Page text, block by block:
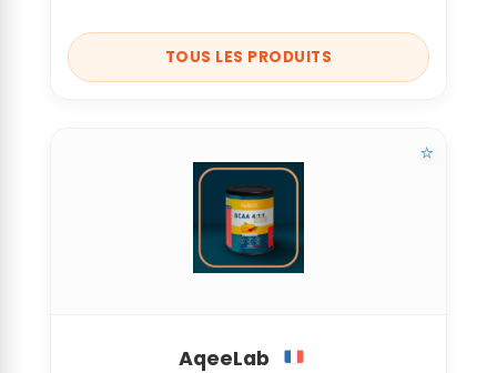
TOUS LES PRODUITS
⭐
AqeeLab